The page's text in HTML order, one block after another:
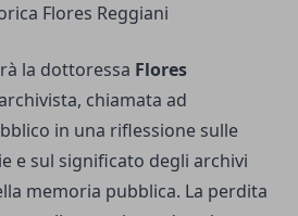
Flores Reggiani
la dottoressa Flores
chiamata ad
in una riflessione sulle
e sul significato degli archivi
memoria pubblica. La perdita